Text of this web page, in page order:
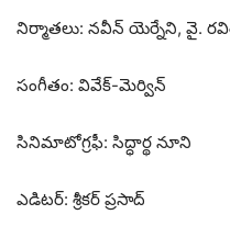
నిర్మాతలు: నవీన్ యెర్నేని, వై.
సంగీతం: వివేక్-మెర్విన్
సినిమాటోగ్రఫీ: సిద్ధార్థ నూని
ఎడిటర్: శ్రీకర్ ప్రసాద్